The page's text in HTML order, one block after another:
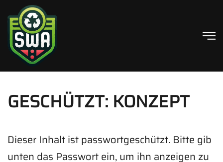
Skip to main content
GESCHÜTZT: KONZEPT
Dieser Inhalt ist passwortgeschützt. Bitte gib
unten das Passwort ein, um ihn anzeigen zu